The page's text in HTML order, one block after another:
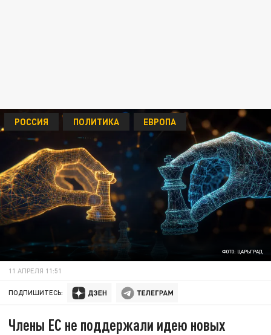
ФОТО: ЦАРЬГРАД
РОССИЯ ПОЛИТИКА ЕВРОПА
11 АПРЕЛЯ 11:51
ПОДПИШИТЕСЬ:
Члены ЕС не поддержали идею новых